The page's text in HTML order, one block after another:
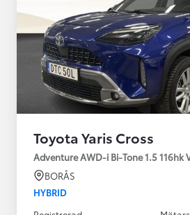
Toyota Yaris Cross
Adventure AWD-i Bi-Tone 1.5 116hk
BORÅS
HYBRID